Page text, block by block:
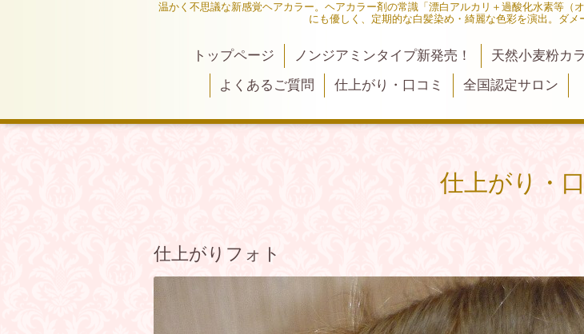
温かく不思議な新感覚ヘアカラー。ヘアカラー剤の常識「漂白アルカリ＋過酸化水素等
にも優しく、定期的な白髪染め・綺麗な色彩を演出。ダ
トップページ ノンジアミンタイプ新発売！ 天然小麦粉カ
よくあるご質問
仕上がり・口コミ 全国認定サロン
仕上がり・
仕上がりフォト